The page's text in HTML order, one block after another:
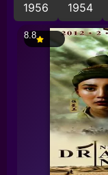
1956
1954
8.8